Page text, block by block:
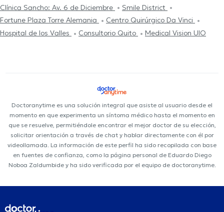
Clínica Sancho: Av. 6 de Diciembre
Smile District
Fortune Plaza Torre Alemania
Centro Quirúrgico Da Vinci
Hospital de los Valles
Consultorio Quito Medical Vision UIO
Doctoranytime es una solución integral que asiste al usuario desde el
momento en que experimenta un síntoma médico hasta el momento en
que se resuelve, permitiéndole encontrar el mejor doctor de su elección,
solicitar orientación a través de chat y hablar directamente con él por
videollamada. La información de este perfil ha sido recopilada con base
en fuentes de confianza, como la página personal de Eduardo Diego
Noboa Zaldumbide y ha sido verificada por el equipo de doctoranytime.